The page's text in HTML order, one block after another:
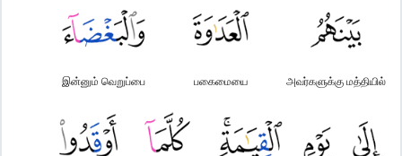
அவர்களுக்கு மத்தியில்
பகைமையை
இன்னும் வெறுப்பை